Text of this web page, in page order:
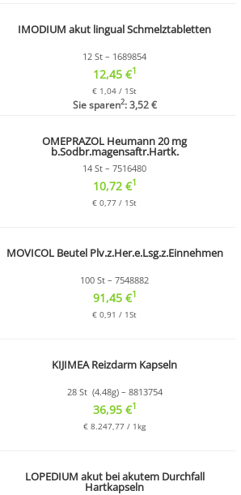
IMODIUM akut lingual Schmelztabletten
12 St – 1689854
12,45 €1
€ 1,04 / 1St
Sie sparen2: 3,52 €
OMEPRAZOL Heumann 20 mg
b.Sodbr.magensaftr.Hartk.
14 St – 7516480
10,72 €1
€ 0,77 / 1St
MOVICOL Beutel Plv.z.Her.e.Lsg.z.Einnehmen
100 St – 7548882
91,45 €1
€ 0,91 / 1St
KIJIMEA Reizdarm Kapseln
28 St (4.48g) – 8813754
36,95 €1
€ 8.247,77 / 1kg
LOPEDIUM akut bei akutem Durchfall
Hartkapseln